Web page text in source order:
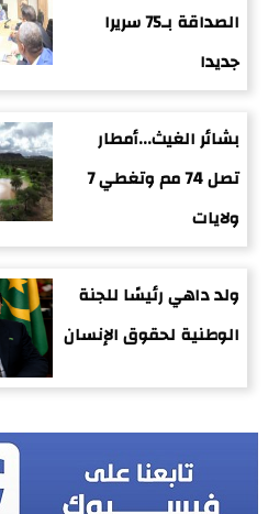
الصداقة بـ75 سريرا
جديدا
بشائر الغيث...أمطار
تصل 74 مم وتغطي 7
ولايات
ولد داهي رئيسًا للجنة
الوطنية لحقوق الإنسان